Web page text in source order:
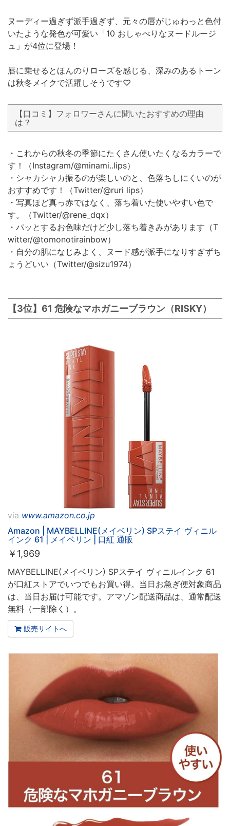
ヌーディー過ぎず派手過ぎず、元々の唇がじゅわっと色付
いたような発色が可愛い「10 おしゃべりなヌードルージ
ュ」が4位に登場！
唇に乗せるとほんのりローズを感じる、深みのあるトーン
は秋冬メイクで活躍しそうです♡
【口コミ】フォロワーさんに聞いたおすすめの理由
は？
・これからの秋冬の季節にたくさん使いたくなるカラーで
す！（Instagram/@minami..lips）
・シャカシャカ振るのが楽しいのと、色落ちしにくいのが
おすすめです！（Twitter/@ruri lips）
・写真ほど真っ赤ではなく、落ち着いた使いやすい色で
す。（Twitter/@rene_dqx）
・パッとするお色味だけど少し落ち着きみがあります（T
witter/@tomonotirainbow）
・自分の肌になじみよく、ヌード感が派手になりすぎずち
ょうどいい（Twitter/@sizu1974）
【3位】61 危険なマホガニーブラウン（RISKY）
via www.amazon.co.jp
Amazon | MAYBELLINE(メイベリン) SPステイ ヴィニル
インク 61 | メイベリン | 口紅 通販
￥ 1,969
MAYBELLINE(メイベリン) SPステイ ヴィニルインク 61
が口紅ストアでいつでもお買い得。当日お急ぎ便対象商品
は、当日お届け可能です。アマゾン配送商品は、通常配送
無料（一部除く）。
販売サイトへ